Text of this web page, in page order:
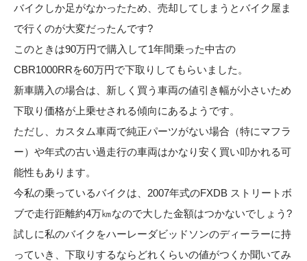
バイクしか足がなかったため、売却してしまうとバイク屋ま
で行くのが大変だったんです?
このときは90万円で購入して1年間乗った中古の
CBR1000RRを60万円で下取りしてもらいました。
新車購入の場合は、新しく買う車両の値引き幅が小さいため
下取り価格が上乗せされる傾向にあるようです。
ただし、カスタム車両で純正パーツがない場合（特にマフラ
ー）や年式の古い過走行の車両はかなり安く買い叩かれる可
能性もあります。
今私の乗っているバイクは、2007年式のFXDB ストリートボ
ブで走行距離約4万㎞なので大した金額はつかないでしょう?
試しに私のバイクをハーレーダビッドソンのディーラーに持
っていき、下取りするならどれくらいの値がつくか聞いてみ